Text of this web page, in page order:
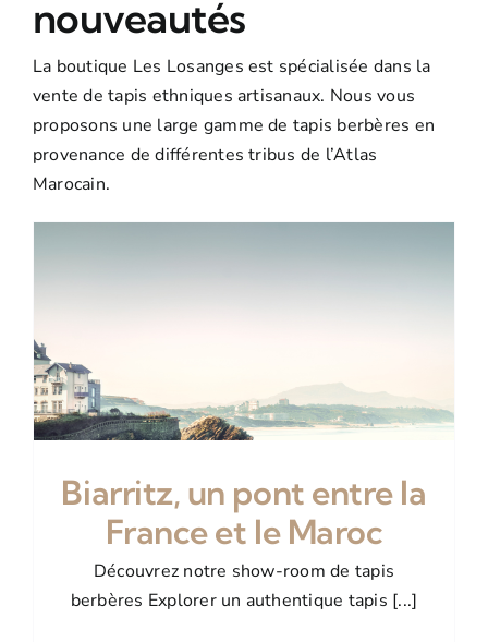
Tapis Boucherouite
Tapis Boujaad
Promos
nouveautés
La boutique Les Losanges est spécialisée dans la
vente de tapis ethniques artisanaux. Nous vous
proposons une large gamme de tapis berbères en
provenance de différentes tribus de l’Atlas
Marocain.
Biarritz, un pont entre la
France et le Maroc
Découvrez notre show-room de tapis
berbères Explorer un authentique tapis [...]